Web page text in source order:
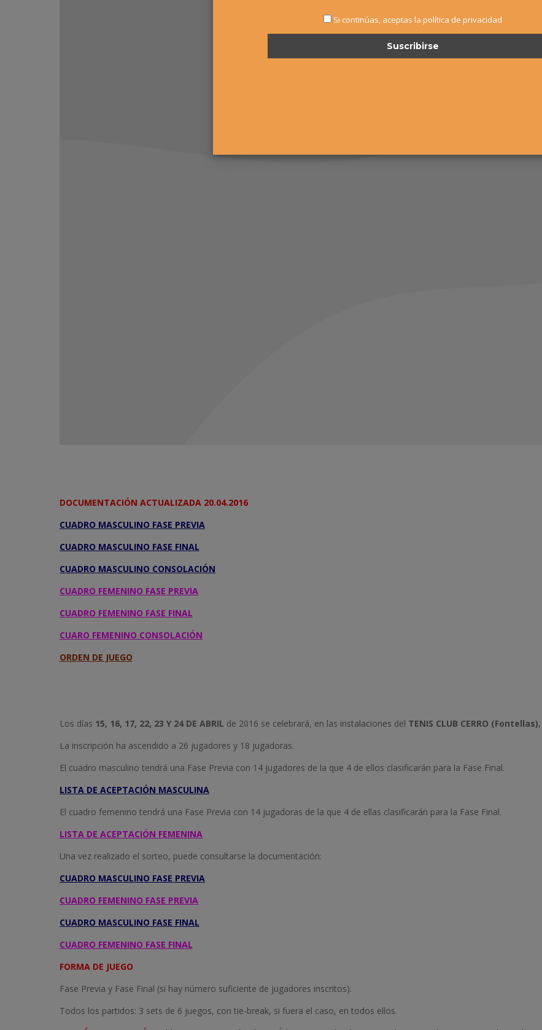
DOCUMENTACIÓN ACTUALIZADA 20.04.2016
CUADRO MASCULINO FASE PREVIA
CUADRO MASCULINO FASE FINAL
CUADRO MASCULINO CONSOLACIÓN
CUADRO FEMENINO FASE PREVIA
CUADRO FEMENINO FASE FINAL
CUARO FEMENINO CONSOLACIÓN
ORDEN DE JUEGO
Los días 15, 16, 17, 22, 23 Y 24 DE ABRIL de 2016 se celebrará, en las instalaciones del TENIS CLUB CERRO (Fontellas)
La inscripción ha ascendido a 26 jugadores y 18 jugadoras.
El cuadro masculino tendrá una Fase Previa con 14 jugadores de la que 4 de ellos clasificarán para la Fase Final.
LISTA DE ACEPTACIÓN MASCULINA
El cuadro femenino tendrá una Fase Previa con 14 jugadoras de la que 4 de ellas clasificarán para la Fase Final.
LISTA DE ACEPTACIÓN FEMENINA
Una vez realizado el sorteo, puede consultarse la documentación:
CUADRO MASCULINO FASE PREVIA
CUADRO FEMENINO FASE PREVIA
CUADRO MASCULINO FASE FINAL
CUADRO FEMENINO FASE FINAL
FORMA DE JUEGO
Fase Previa y Fase Final (si hay número suficiente de jugadores inscritos).
Todos los partidos: 3 sets de 6 juegos, con tie-break, si fuera el caso, en todos ellos.
Si continúas, aceptas la política de privacidad